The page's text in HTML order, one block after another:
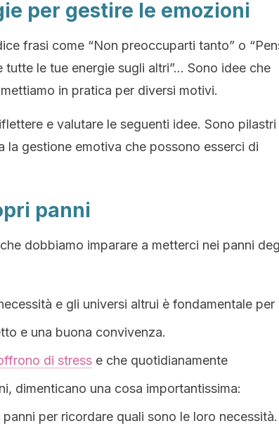
per gestire le emozioni
frasi come “Non preoccuparti tanto” o
le tue energie sugli altri”… Sono idee che
in pratica per diversi motivi.
e valutare le seguenti idee. Sono pilastri
la gestione emotiva che possono esserci di
panni
dobbiamo imparare a metterci nei panni
e gli universi altrui è fondamentale per
e una buona convivenza.
di stress e che quotidianamente
dimenticano una cosa importantissima:
per ricordare quali sono le loro necessità.